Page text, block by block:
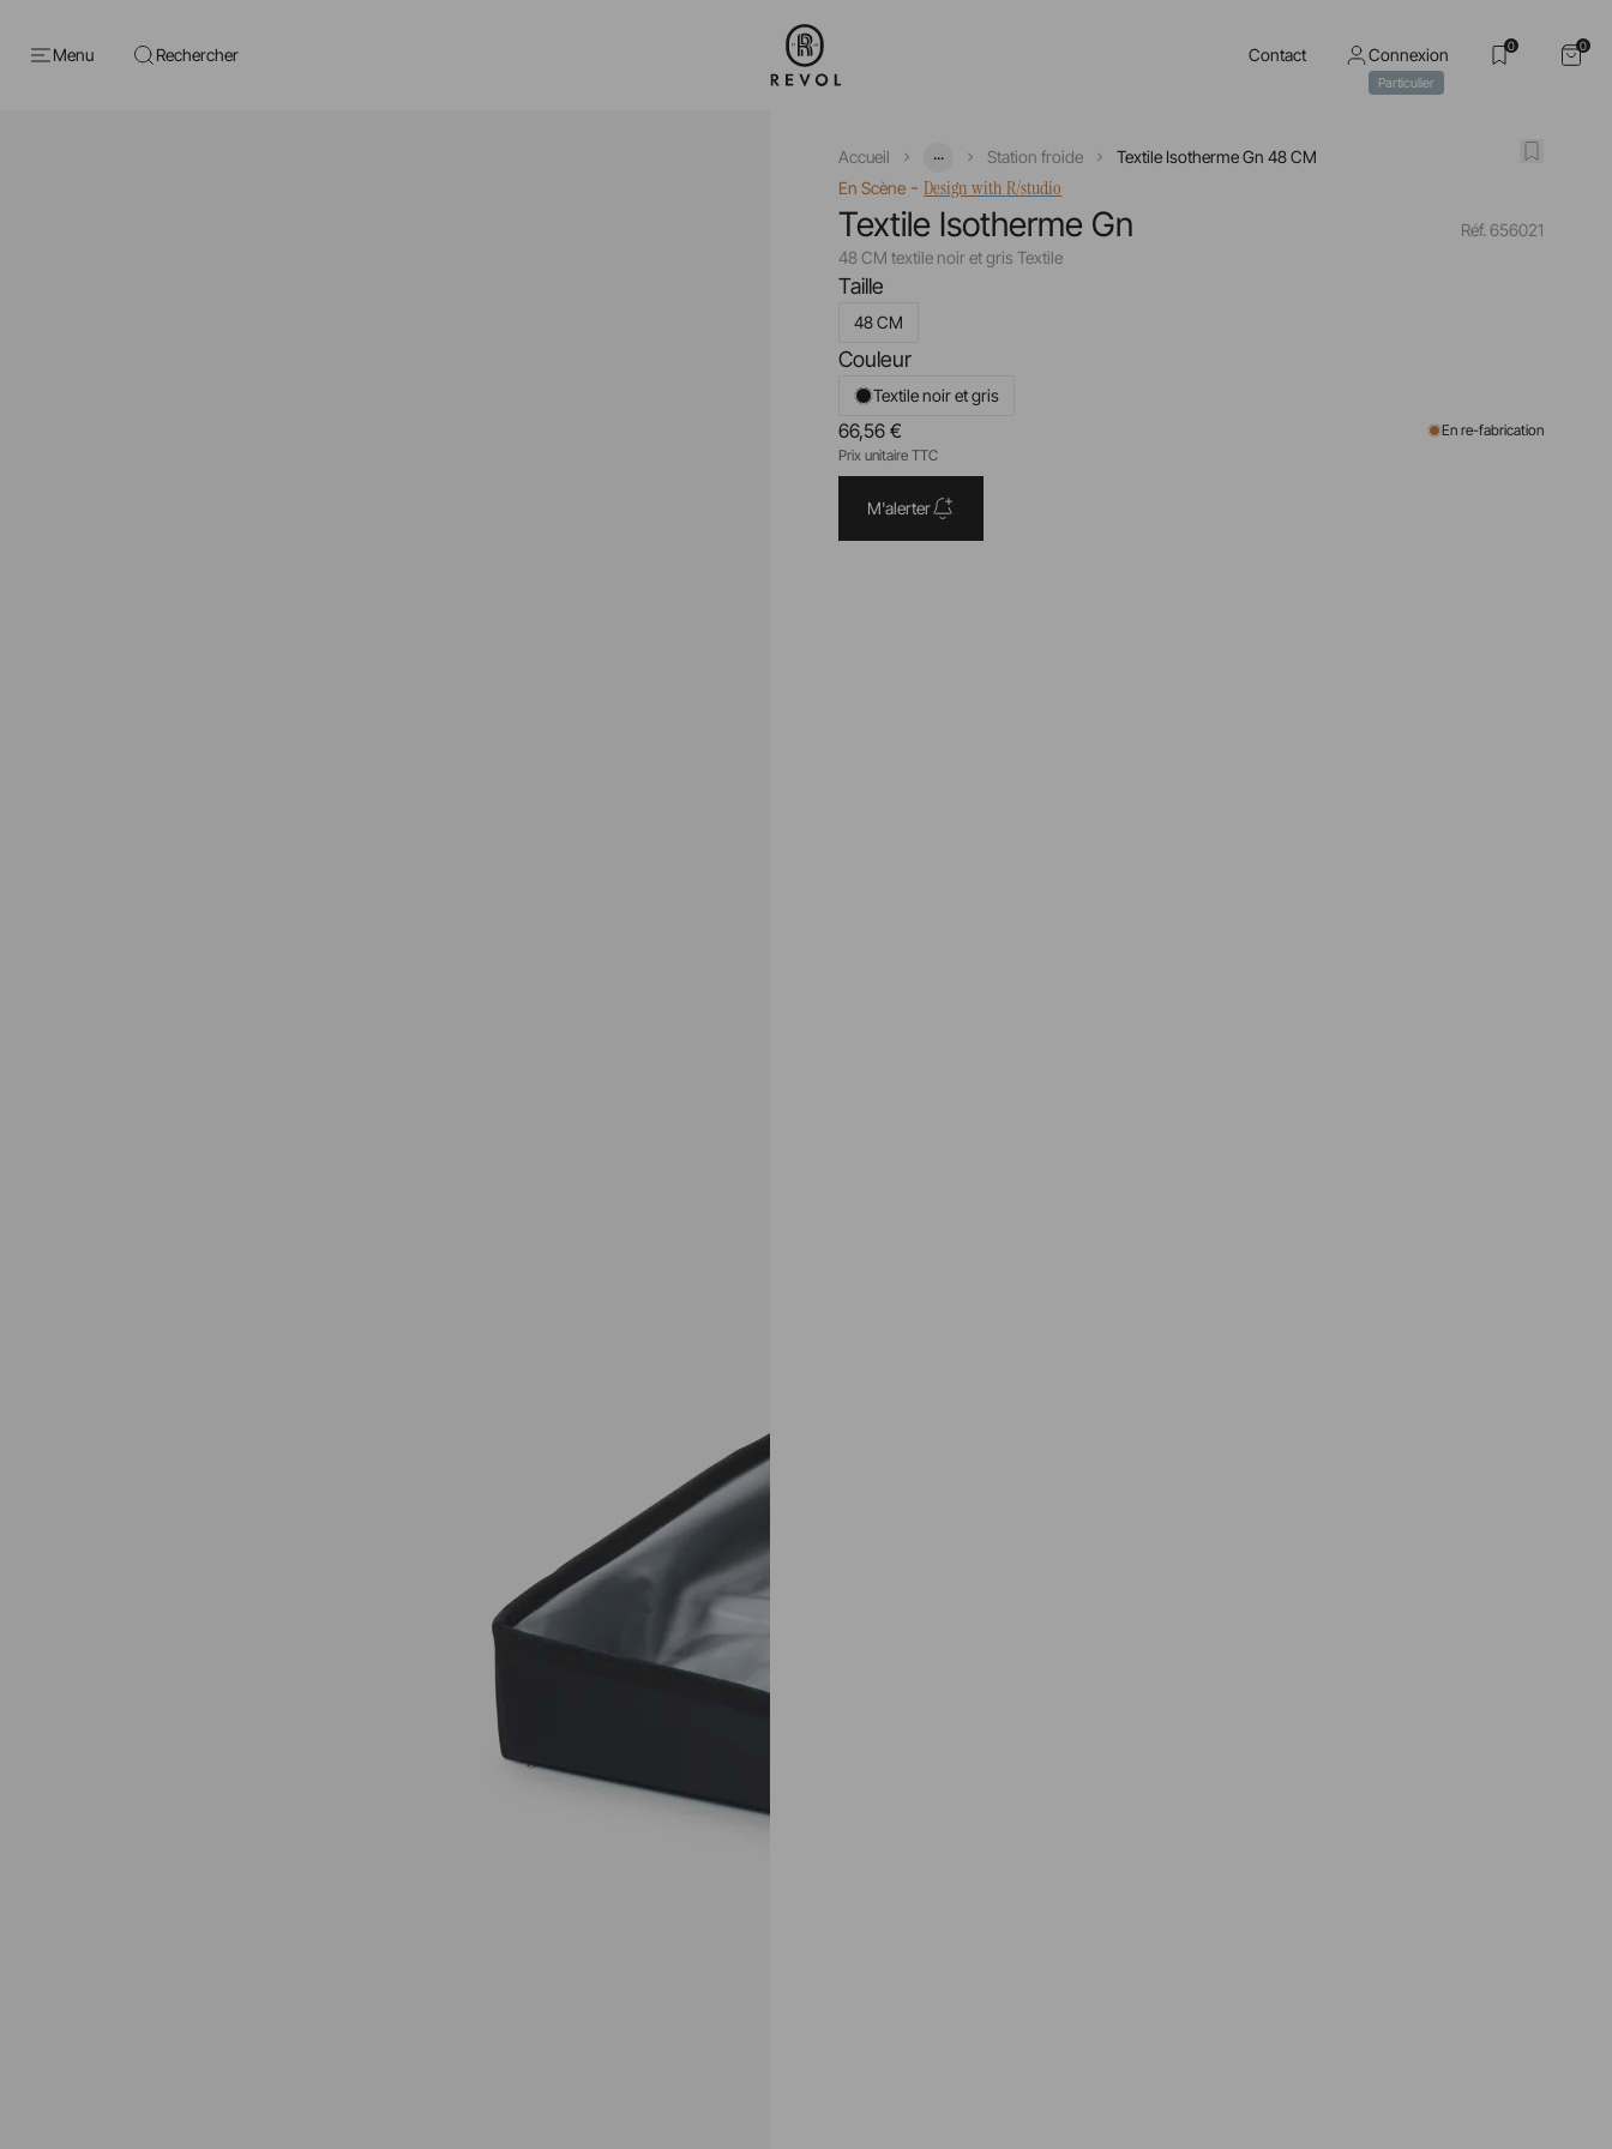
Menu Rechercher Contact Connexion
Particulier
0 0
Accueil ... Station froide
Textile Isotherme Gn 48 CM
En Scène -Design with R/studio
Textile Isotherme Gn
48 CM textile noir et gris Textile
Réf. 656021
Taille
48 CM
Couleur
Textile noir et gris
66,56 €
Prix unitaire TTC
En re-fabrication
M'alerter